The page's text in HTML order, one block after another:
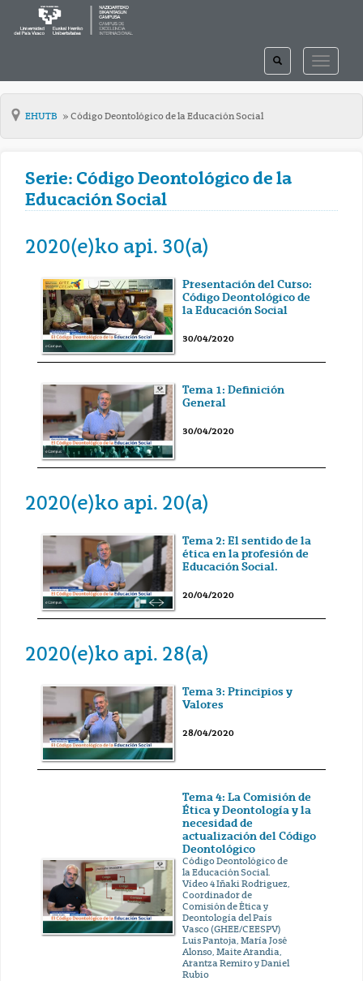
TOGGLE
TOGGLE
SEARCH
EHUTB Código Deontológico de la Educación Social
Serie: Código Deontológico de la
Educación Social
2020(e)ko api. 30(a)
Presentación del Curso:
Código Deontológico de
la Educación Social
30/04/2020
Tema 1: Definición
General
30/04/2020
2020(e)ko api. 20(a)
Tema 2: El sentido de la
ética en la profesión de
Educación Social.
20/04/2020
2020(e)ko api. 28(a)
Tema 3: Principios y
Valores
28/04/2020
Tema 4: La Comisión de
Ética y Deontología y la
necesidad de
actualización del Código
Deontológico
Código Deontológico de
la Educación Social.
Vídeo 4 Iñaki Rodriguez,
Coordinador de
Comisión de Ética y
Deontología del País
Vasco (GHEE/CEESPV)
Luis Pantoja, María José
Alonso, Maite Arandia,
Arantza Remiro y Daniel
Rubio